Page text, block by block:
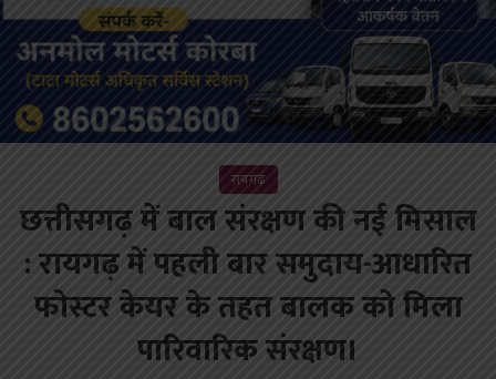
रायगढ़
छत्तीसगढ़ में बाल संरक्षण की नई मिसाल
: रायगढ़ में पहली बार समुदाय-आधारित
फोस्टर केयर के तहत बालक को मिला
पारिवारिक संरक्षण।